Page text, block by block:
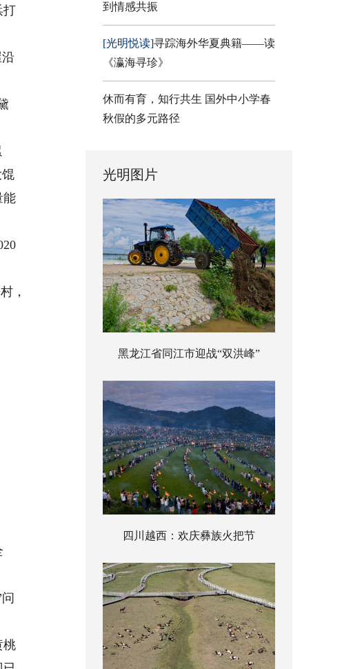
打
能
，
桃
到情感共振
[光明悦读]寻踪海外华夏典籍——读
《瀛海寻珍》
休而有育，知行共生 国外中小学春
秋假的多元路径
光明图片
黑龙江省同江市迎战“双洪峰”
四川越西：欢庆彝族火把节